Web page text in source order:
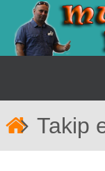
İçeriğe
geç
Takip